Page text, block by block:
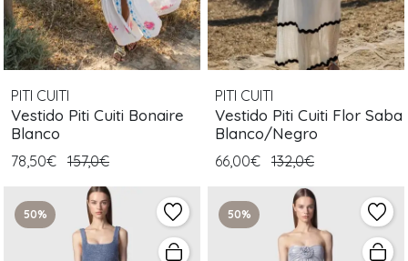
PITI CUITI
Vestido Piti Cuiti Bonaire
Blanco
78,50€ 157,0€
PITI CUITI
Vestido Piti Cuiti Flor Saba
Blanco/Negro
66,00€ 132,0€
50% 50%